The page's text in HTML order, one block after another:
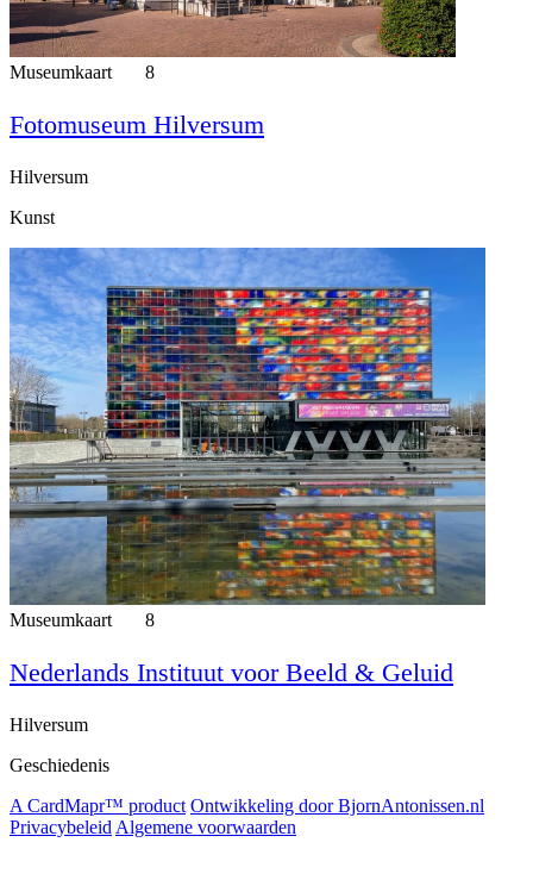
Museumkaart 8
Fotomuseum Hilversum
Hilversum
Kunst
Museumkaart 8
Nederlands Instituut voor Beeld & Geluid
Hilversum
Geschiedenis
A CardMapr™ product Ontwikkeling door BjornAntonissen.nl
Privacybeleid Algemene voorwaarden